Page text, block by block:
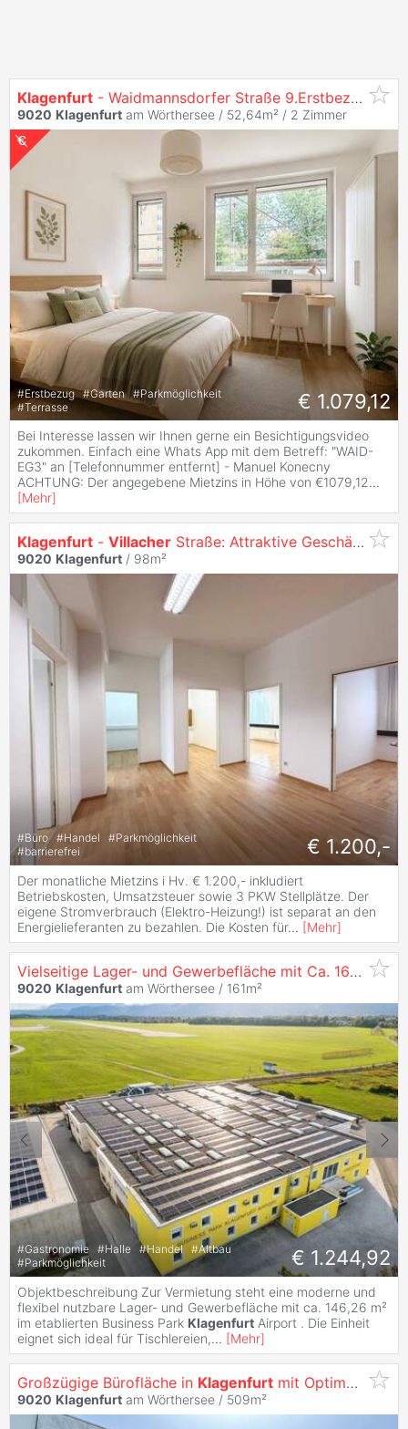
Klagenfurt - Waidmannsdorfer Straße 9.Erstbezug: 2-Zi. Gartenwohnung
9020 Klagenfurt am Wörthersee / 52,64m² / 2 Zimmer
#Erstbezug #Garten #Parkmöglichkeit
#Terrasse € 1.079,12
Bei Interesse lassen wir Ihnen gerne ein Besichtigungsvideo
zukommen. Einfach eine Whats App mit dem Betreff: "WAID-
EG3" an [Telefonnummer entfernt] - Manuel Konecny
ACHTUNG: Der angegebene Mietzins in Höhe von €1079,12...
[Mehr]
Klagenfurt - Villacher Straße: Attraktive Geschäftsfläche mit 3 PKW Stellplätzen inklusive
9020 Klagenfurt / 98m²
#Büro #Handel #Parkmöglichkeit
#barrierefrei € 1.200,-
Der monatliche Mietzins i Hv. € 1.200,- inkludiert
Betriebskosten, Umsatzsteuer sowie 3 PKW Stellplätze. Der
eigene Stromverbrauch (Elektro-Heizung!) ist separat an den
Energielieferanten zu bezahlen. Die Kosten für... [Mehr]
Vielseitige Lager- und Gewerbefläche mit Ca. 161,26 m² im Business Park
9020 Klagenfurt am Wörthersee / 161m²
#Gastronomie #Halle #Handel #Altbau
#Parkmöglichkeit € 1.244,92
Objektbeschreibung Zur Vermietung steht eine moderne und
flexibel nutzbare Lager- und Gewerbefläche mit ca. 146,26 m²
im etablierten Business Park Klagenfurt Airport . Die Einheit
eignet sich ideal für Tischlereien,... [Mehr]
Großzügige Bürofläche in Klagenfurt mit Optimaler Werbewirksamkeit -
9020 Klagenfurt am Wörthersee / 509m²